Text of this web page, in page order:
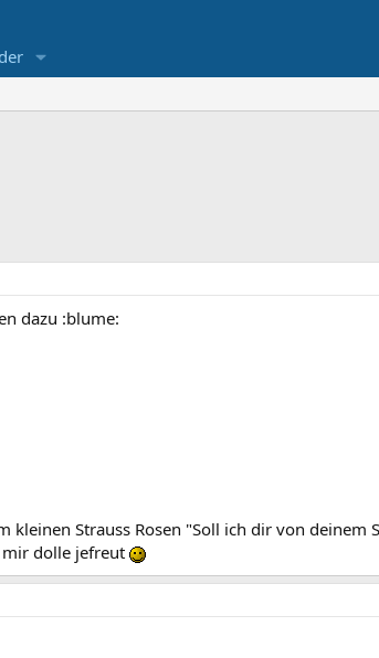
dazu :blume:
Strauss Rosen "Soll ich dir von deinem
dolle jefreut